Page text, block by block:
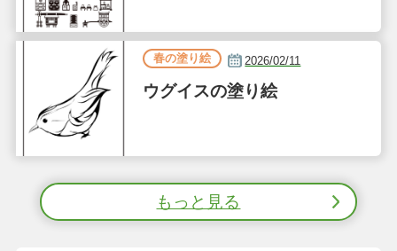
春の塗り絵 2026/02/11
ウグイスの塗り絵
もっと見る